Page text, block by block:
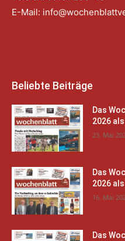
E-Mail:
Beliebte Beiträge
Das
2026
23. Mai
Das
2026
16. Mai
Das